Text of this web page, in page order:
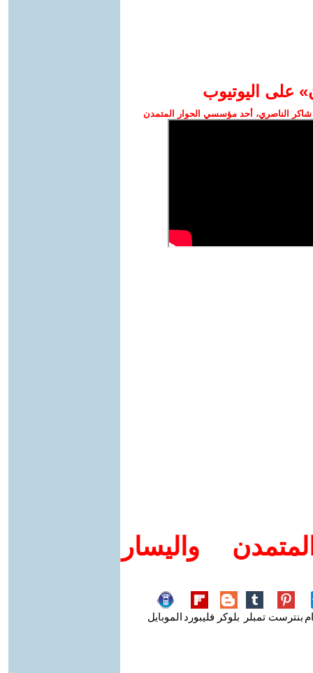
على اليوتيوب
الناصري، أحد مؤسسي الحوار المتمدن
واليسار
بنترست تمبلر بلوكر فليبورد الموبايل